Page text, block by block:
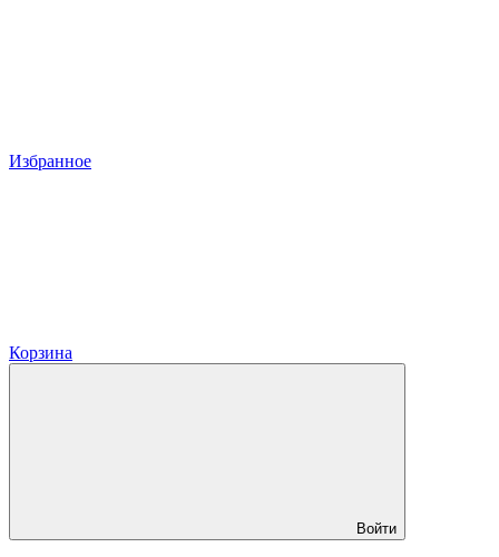
Избранное
Корзина
Войти